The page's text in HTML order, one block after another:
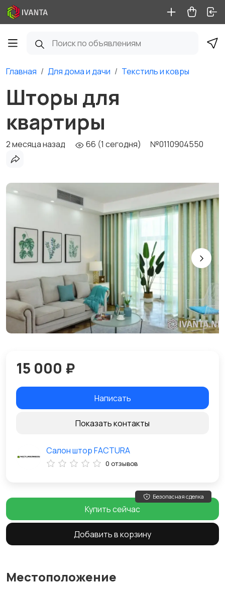
Главная Для дома и дачи Текстиль и ковры
Шторы для
квартиры
2 месяца назад 66 (1 сегодня) №0110904550
Местоположение
15 000 ₽
Написать
Показать контакты
Салон штор FACTURA
0 отзывов
Безопасная сделка
Купить сейчас
Добавить в корзину